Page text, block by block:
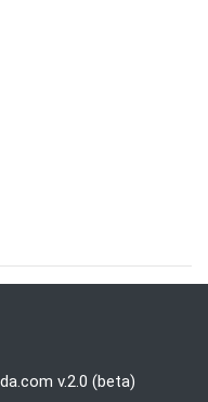
v.2.0 (beta)